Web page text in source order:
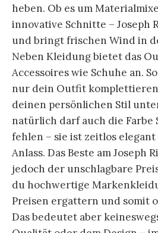
heben. Ob es um
innovative Schnitte – Joseph
und bringt frischen Wind in
Neben Kleidung bietet das
Accessoires wie Schuhe an.
nur dein Outfit
deinen persönlichen Stil
natürlich darf auch die Farbe
fehlen – sie ist zeitlos
Anlass. Das Beste am Joseph
jedoch der unschlagbare
du hochwertige
Preisen ergattern und somit
Das bedeutet aber